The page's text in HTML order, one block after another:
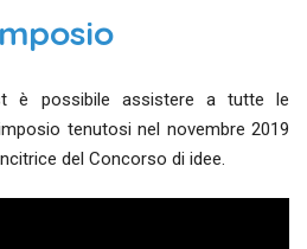
è possibile assistere a tutte le
tenutosi nel novembre 2019
del Concorso di idee.